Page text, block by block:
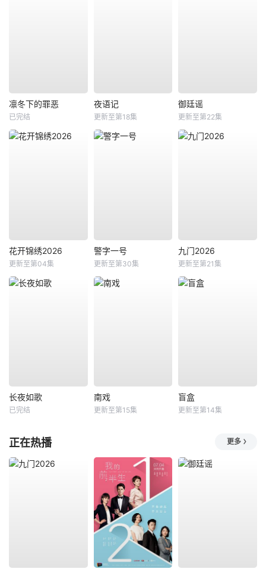
凛冬下的罪恶
已完结
夜语记
更新至第18集
御廷谣
更新至第22集
花开锦绣2026
更新至第04集
警字一号
更新至第30集
九门2026
更新至第21集
长夜如歌
已完结
南戏
更新至第15集
盲盒
更新至第14集
正在热播 更多